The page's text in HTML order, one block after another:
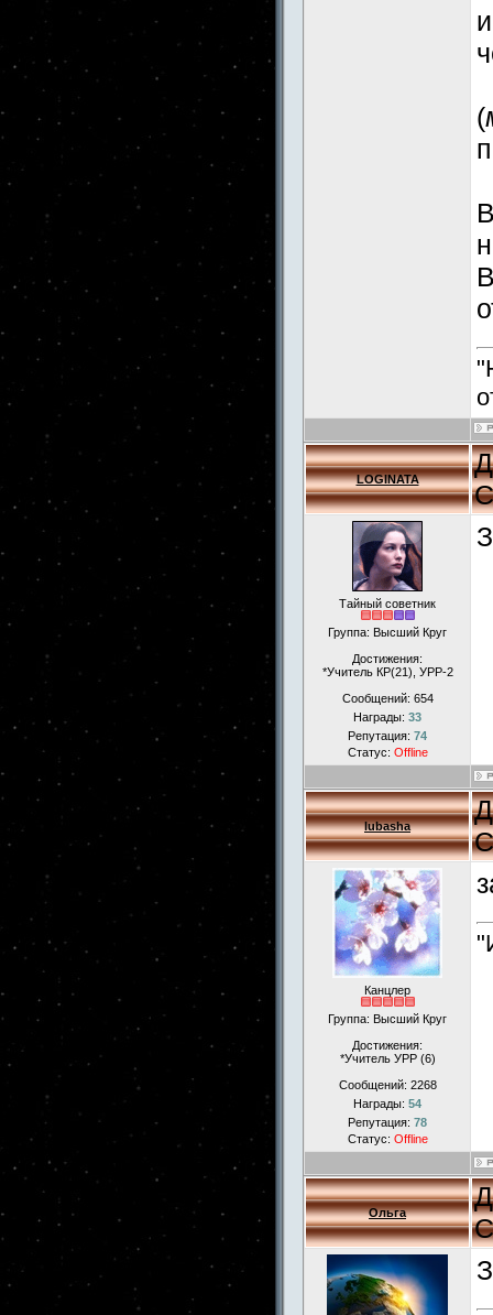
(
LOGINATA
Тайный советник
Группа: Высший Круг
Достижения:
*Учитель КР(21), УРР-2
Сообщений: 654
Награды: 33
Репутация: 74
Статус: Offline
lubasha
Канцлер
Группа: Высший Круг
Достижения:
*Учитель УРР (6)
Сообщений: 2268
Награды: 54
Репутация: 78
Статус: Offline
Ольга